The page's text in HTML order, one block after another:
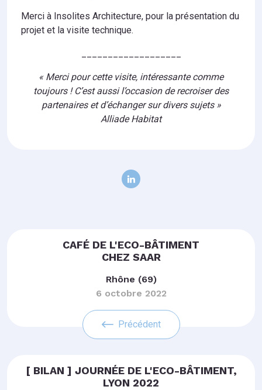
Merci à Insolites Architecture, pour la présentation du
projet et la visite technique.
« Merci pour cette visite, intéressante comme
toujours ! C’est aussi l’occasion de recroiser des
partenaires et d’échanger sur divers sujets »
Alliade Habitat
CAFÉ DE L'ECO-BÂTIMENT
CHEZ SAAR
Rhône (69)
6 octobre 2022
Précédent
[ BILAN ] JOURNÉE DE L'ECO-BÂTIMENT,
LYON 2022